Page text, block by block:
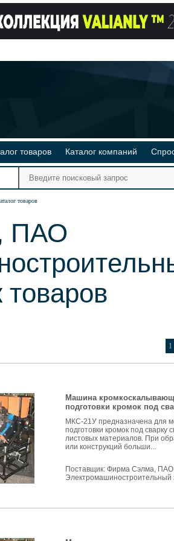
товаров Каталог компаний
товаров
ПАО
товаров
1
Машина
подготовки кромок под
МКС-21У предназначена для
подготовки кромок под сварку
листовых материалов. При
или конструкций больши...
Поставщик: Фирма Сэлма, ПАО
Электромашиностроительный